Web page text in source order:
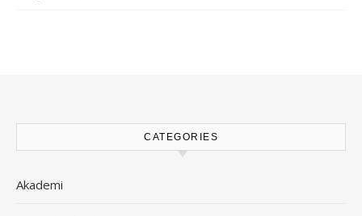
CATEGORIES
Akademi